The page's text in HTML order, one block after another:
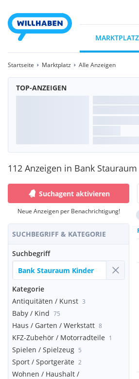
MARKTPLATZ
Startseite Marktplatz Alle Anzeigen
TOP-ANZEIGEN
112 Anzeigen in Bank
Suchagent aktivieren
Neue Anzeigen per Benachrichtigung!
SUCHBEGRIFF & KATEGORIE
Suchbegriff
Kategorie
Antiquitäten / Kunst 3
Baby / Kind 75
Haus / Garten / Werkstatt 8
KFZ-Zubehör / Motorradteile 1
Spielen / Spielzeug 5
Sport / Sportgeräte 2
Wohnen / Haushalt /